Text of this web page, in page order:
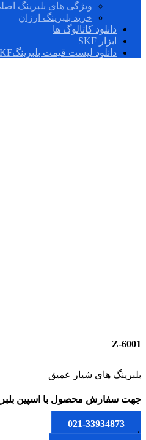
ویژگی های بلبرینگ
خرید بلبرینگ ارزان
دانلود کاتالوگ ها
ابزار SKF
دانلود لیست قیمت بلبرینگSKF
6001-Z
بلبرینگ های شیار عمیق
جهت سفارش محصول با اسپین
021-33934873
یا